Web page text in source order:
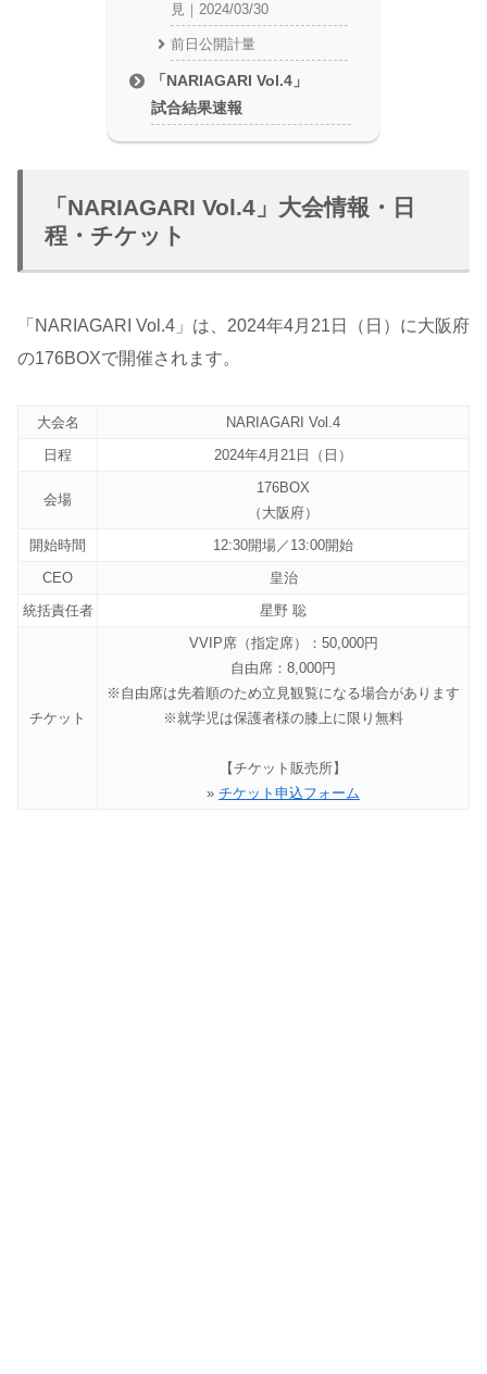
見｜2024/03/30
前日公開計量
「NARIAGARI Vol.4」
試合結果速報
「NARIAGARI Vol.4」大会情報・日
程・チケット
「NARIAGARI Vol.4」は、2024年4月21日（日）に大阪府
の176BOXで開催されます。
大会名
NARIAGARI Vol.4
日程
2024年4月21日（日）
会場
176BOX
（大阪府）
開始時間
12:30開場／13:00開始
CEO
皇治
統括責任者
星野 聡
チケット
VVIP席（指定席）：50,000円
自由席：8,000円
※自由席は先着順のため立見観覧になる場合があります
※就学児は保護者様の膝上に限り無料
【チケット販売所】
» チケット申込フォーム